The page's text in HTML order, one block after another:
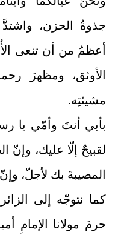
جذوةُ الحزن،
أعظمُ من أن تنعى
الأوثق، ومظهرَ
مشيئتِه.
بأبي أنتَ وأمّي يا
لقبيحٌ إلّا عليك، وإنّ
المصيبةَ بك لأجلّ،
كما نتوجّه إلى
حرمَ مولانا الإمامِ